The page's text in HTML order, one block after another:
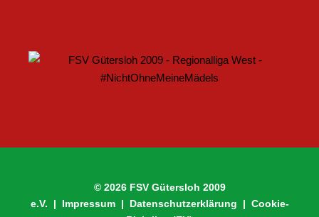
© 2026 FSV Gütersloh 2009
e.V. | Impressum| Datenschutzerklärung | Cookie-